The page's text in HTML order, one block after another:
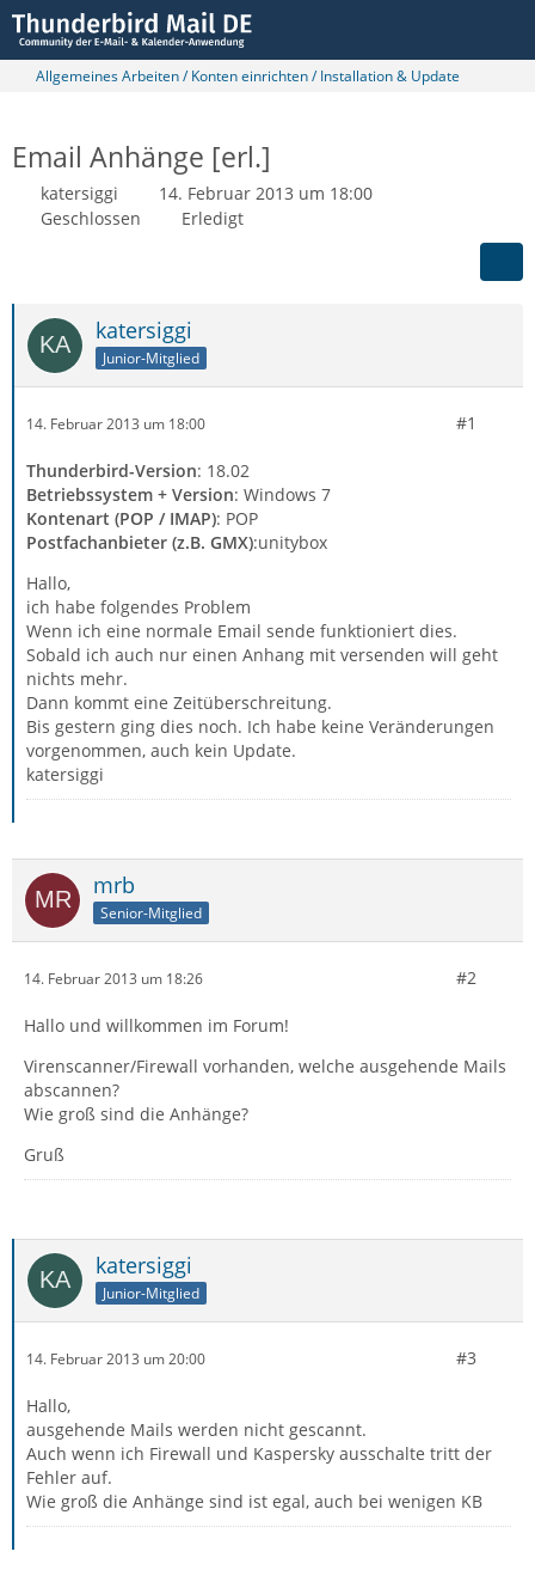
Allgemeines Arbeiten / Konten einrichten / Installation & Update
Email Anhänge [erl.]
katersiggi
14. Februar 2013 um 18:00
Geschlossen
Erledigt
katersiggi
Junior-Mitglied
14. Februar 2013 um 18:00 #1
Thunderbird-Version: 18.02
Betriebssystem + Version: Windows 7
Kontenart (POP / IMAP): POP
Postfachanbieter (z.B. GMX):unitybox
Hallo,
ich habe folgendes Problem
Wenn ich eine normale Email sende funktioniert dies.
Sobald ich auch nur einen Anhang mit versenden will geht
nichts mehr.
Dann kommt eine Zeitüberschreitung.
Bis gestern ging dies noch. Ich habe keine Veränderungen
vorgenommen, auch kein Update.
katersiggi
mrb
Senior-Mitglied
14. Februar 2013 um 18:26 #2
Hallo und willkommen im Forum!
Virenscanner/Firewall vorhanden, welche ausgehende Mails
abscannen?
Wie groß sind die Anhänge?
Gruß
katersiggi
Junior-Mitglied
14. Februar 2013 um 20:00 #3
Hallo,
ausgehende Mails werden nicht gescannt.
Auch wenn ich Firewall und Kaspersky ausschalte tritt der
Fehler auf.
Wie groß die Anhänge sind ist egal, auch bei wenigen KB